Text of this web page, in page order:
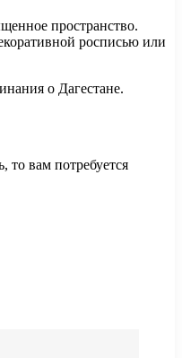
пространство.
росписью или
о Дагестане.
то вам потребуется